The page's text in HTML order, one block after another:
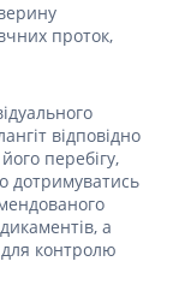
проток,
відповідно
перебігу,
дотримуватись
а
контролю